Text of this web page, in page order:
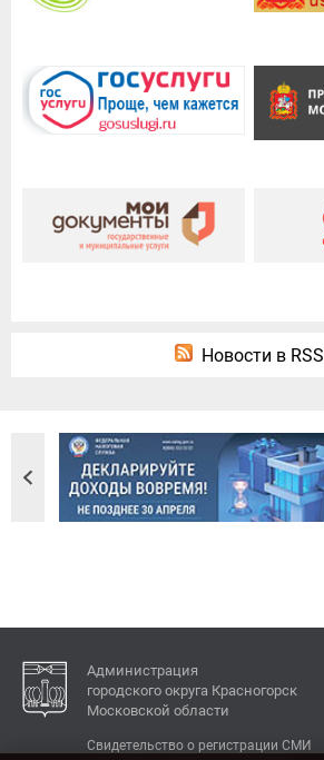
Новости в RSS
Администрация
городского округа Красногорск
Московской области
Свидетельство о регистрации СМИ